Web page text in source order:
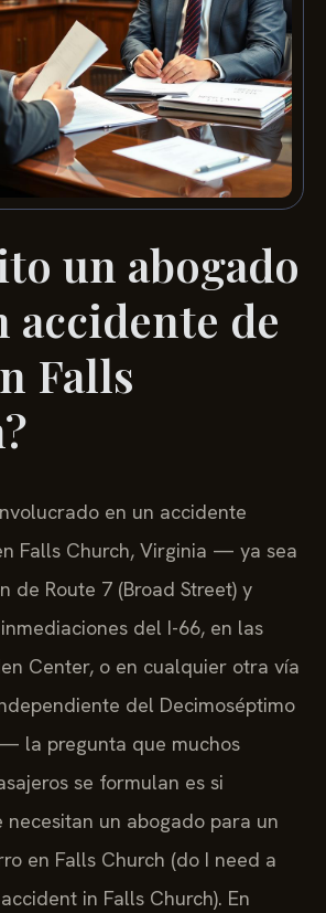
un abogado
accidente de
Falls
en un accidente
Falls Church, Virginia — ya sea
de Route 7 (Broad Street) y
del I-66, en las
Center, o en cualquier otra vía
del Decimoséptimo
la pregunta que muchos
se formulan es si
un abogado para un
en Falls Church (do I need a
in Falls Church). En